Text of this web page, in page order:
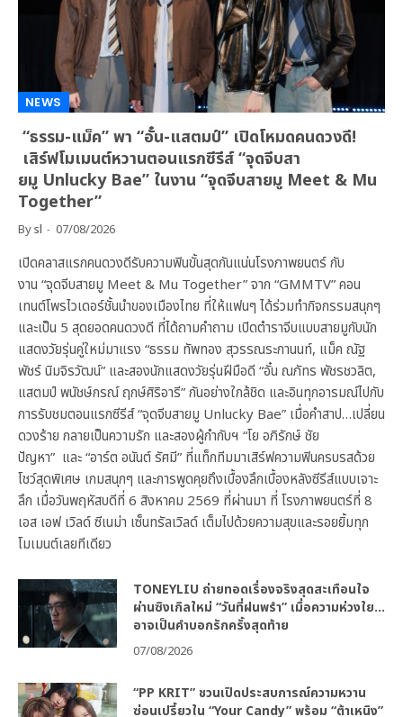
NEWS
“ธรรม-แม็ค” พา “อั๋น-แสตมป์” เปิดโหมดคนดวงดี!
เสิร์ฟโมเมนต์หวานตอนแรกซีรีส์ “จุดจีบสา
ยมู Unlucky Bae” ในงาน “จุดจีบสายมู Meet & Mu
Together”
Bysl 07/08/2026
เปิดคลาสแรกคนดวงดีรับความฟินขั้นสุดกันแน่นโรงภาพยนตร์ กับ
งาน “จุดจีบสายมู Meet & Mu Together” จาก “GMMTV” คอน
เทนต์โพรไวเดอร์ชั้นนำของเมืองไทย ที่ให้แฟนๆ ได้ร่วมทำกิจกรรมสนุกๆ
และเป็น 5 สุดยอดคนดวงดี ที่ได้ถามคำถาม เปิดตำราจีบแบบสายมูกับนัก
แสดงวัยรุ่นคู่ใหม่มาแรง “ธรรม ทัพทอง สุวรรณระกานนท์, แม็ค ณัฐ
พัชร์ นิมจิรวัฒน์” และสองนักแสดงวัยรุ่นฝีมือดี “อั๋น ณภัทร พัชรชวลิต,
แสตมป์ พนัชษ์กรณ์ ฤกษ์ศิริอารี” กันอย่างใกล้ชิด และอินทุกอารมณ์ไปกับ
การรับชมตอนแรกซีรีส์ “จุดจีบสายมู Unlucky Bae” เมื่อคำสาป…เปลี่ยน
ดวงร้าย กลายเป็นความรัก และสองผู้กำกับฯ “โย อภิรักษ์ ชัย
ปัญหา” และ “อาร์ต อนันต์ รัศมี” ที่แท็กทีมมาเสิร์ฟความฟินครบรสด้วย
โชว์สุดพิเศษ เกมสนุกๆ และการพูดคุยถึงเบื้องลึกเบื้องหลังซีรีส์แบบเจาะ
ลึก เมื่อวันพฤหัสบดีที่ 6 สิงหาคม 2569 ที่ผ่านมา ที่ โรงภาพยนตร์ที่ 8
เอส เอฟ เวิลด์ ซีเนม่า เซ็นทรัลเวิลด์ เต็มไปด้วยความสุขและรอยยิ้มทุก
โมเมนต์เลยทีเดียว
TONEYLIU ถ่ายทอดเรื่องจริงสุดสะเทือนใจ
ผ่านซิงเกิลใหม่ “วันที่ฝนพรำ” เมื่อความห่วงใย…
อาจเป็นคำบอกรักครั้งสุดท้าย
07/08/2026
“PP KRIT” ชวนเปิดประสบการณ์ความหวาน
ซ่อนเปรี้ยวใน “Your Candy” พร้อม “ต้าเหนิง”